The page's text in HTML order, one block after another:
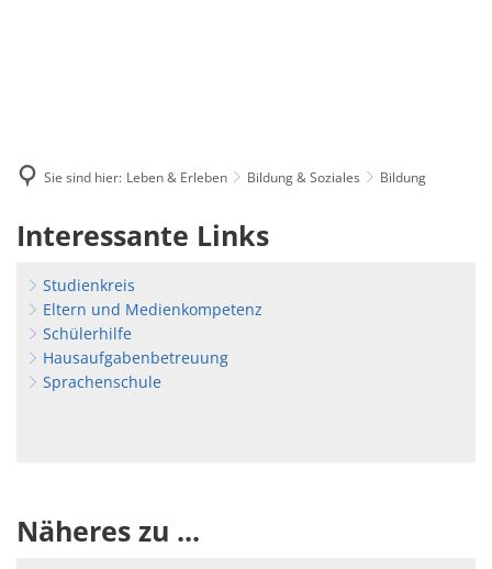
Sie sind hier: Leben & Erleben Bildung & Soziales Bildung
Bildung
Interessante Links
Studienkreis
Eltern und Medienkompetenz
Schülerhilfe
Hausaufgabenbetreuung
Sprachenschule
Näheres zu ...